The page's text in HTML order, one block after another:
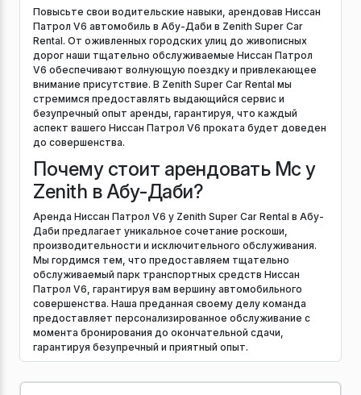
Повысьте свои водительские навыки, арендовав Ниссан
Патрол V6 автомобиль в Абу-Даби в Zenith Super Car
Rental. От оживленных городских улиц до живописных
дорог наши тщательно обслуживаемые Ниссан Патрол
V6 обеспечивают волнующую поездку и привлекающее
внимание присутствие. В Zenith Super Car Rental мы
стремимся предоставлять выдающийся сервис и
безупречный опыт аренды, гарантируя, что каждый
аспект вашего Ниссан Патрол V6 проката будет доведен
до совершенства.
Почему стоит арендовать Mc у
Zenith в Абу-Даби?
Аренда Ниссан Патрол V6 у Zenith Super Car Rental в Абу-
Даби предлагает уникальное сочетание роскоши,
производительности и исключительного обслуживания.
Мы гордимся тем, что предоставляем тщательно
обслуживаемый парк транспортных средств Ниссан
Патрол V6, гарантируя вам вершину автомобильного
совершенства. Наша преданная своему делу команда
предоставляет персонализированное обслуживание с
момента бронирования до окончательной сдачи,
гарантируя безупречный и приятный опыт.